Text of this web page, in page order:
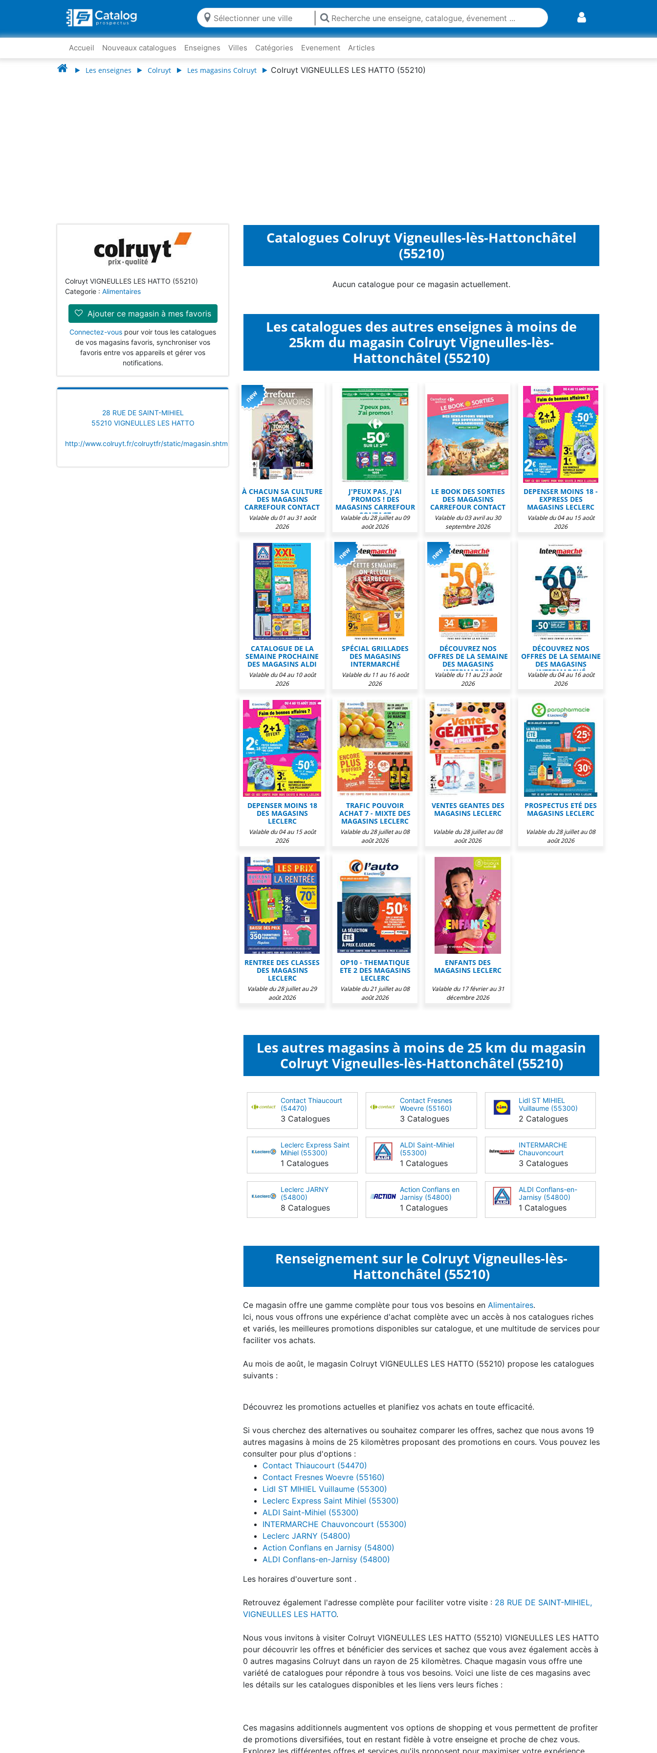
Accueil Nouveaux catalogues Enseignes Villes Catégories Evenement Articles
Les enseignes Colruyt Les magasins Colruyt Colruyt VIGNEULLES LES HATTO (55210)
Colruyt VIGNEULLES LES HATTO (55210)
Categorie : Alimentaires
Ajouter ce magasin à mes favoris
Connectez-vous pour voir tous les catalogues
de vos magasins favoris, synchroniser vos
favoris entre vos appareils et gérer vos
notifications.
28 RUE DE SAINT-MIHIEL
55210 VIGNEULLES LES HATTO
http://www.colruyt.fr/colruytfr/static/magasin.shtml#4865
Catalogues Colruyt Vigneulles-lès-Hattonchâtel
(55210)
Aucun catalogue pour ce magasin actuellement.
Les catalogues des autres enseignes à moins de
25km du magasin Colruyt Vigneulles-lès-
Hattonchâtel (55210)
À CHACUN SA CULTURE
DES MAGASINS
CARREFOUR CONTACT
Valable du 01 au 31 août
2026
J'PEUX PAS, J'AI
PROMOS ! DES
MAGASINS CARREFOUR
CONTACT
Valable du 28 juillet au 09
août 2026
LE BOOK DES SORTIES
DES MAGASINS
CARREFOUR CONTACT
Valable du 03 avril au 30
septembre 2026
DEPENSER MOINS 18 -
EXPRESS DES
MAGASINS LECLERC
Valable du 04 au 15 août
2026
CATALOGUE DE LA
SEMAINE PROCHAINE
DES MAGASINS ALDI
Valable du 04 au 10 août
2026
SPÉCIAL GRILLADES
DES MAGASINS
INTERMARCHÉ
Valable du 11 au 16 août
2026
DÉCOUVREZ NOS
OFFRES DE LA SEMAINE
DES MAGASINS
INTERMARCHÉ
Valable du 11 au 23 août
2026
DÉCOUVREZ NOS
OFFRES DE LA SEMAINE
DES MAGASINS
INTERMARCHÉ
Valable du 04 au 16 août
2026
DEPENSER MOINS 18
DES MAGASINS
LECLERC
Valable du 04 au 15 août
2026
TRAFIC POUVOIR
ACHAT 7 - MIXTE DES
MAGASINS LECLERC
Valable du 28 juillet au 08
août 2026
VENTES GEANTES DES
MAGASINS LECLERC
Valable du 28 juillet au 08
août 2026
PROSPECTUS ETÉ DES
MAGASINS LECLERC
Valable du 28 juillet au 08
août 2026
RENTREE DES CLASSES
DES MAGASINS
LECLERC
Valable du 28 juillet au 29
août 2026
OP10 - THEMATIQUE
ETE 2 DES MAGASINS
LECLERC
Valable du 21 juillet au 08
août 2026
ENFANTS DES
MAGASINS LECLERC
Valable du 17 février au 31
décembre 2026
Les autres magasins à moins de 25 km du magasin
Colruyt Vigneulles-lès-Hattonchâtel (55210)
Contact Thiaucourt
(54470)
3 Catalogues
Contact Fresnes
Woevre (55160)
3 Catalogues
Lidl ST MIHIEL
Vuillaume (55300)
2 Catalogues
Leclerc Express Saint
Mihiel (55300)
1 Catalogues
ALDI Saint-Mihiel
(55300)
1 Catalogues
INTERMARCHE
Chauvoncourt
(55300)
3 Catalogues
Leclerc JARNY
(54800)
8 Catalogues
Action Conflans en
Jarnisy (54800)
1 Catalogues
ALDI Conflans-en-
Jarnisy (54800)
1 Catalogues
Renseignement sur le Colruyt Vigneulles-lès-
Hattonchâtel (55210)
Ce magasin offre une gamme complète pour tous vos besoins en Alimentaires.
Ici, nous vous offrons une expérience d'achat complète avec un accès à nos catalogues riches
et variés, les meilleures promotions disponibles sur catalogue, et une multitude de services pour
faciliter vos achats.
Au mois de août, le magasin Colruyt VIGNEULLES LES HATTO (55210) propose les catalogues
suivants :
Découvrez les promotions actuelles et planifiez vos achats en toute efficacité.
Si vous cherchez des alternatives ou souhaitez comparer les offres, sachez que nous avons 19
autres magasins à moins de 25 kilomètres proposant des promotions en cours. Vous pouvez les
consulter pour plus d'options :
Contact Thiaucourt (54470)
Contact Fresnes Woevre (55160)
Lidl ST MIHIEL Vuillaume (55300)
Leclerc Express Saint Mihiel (55300)
ALDI Saint-Mihiel (55300)
INTERMARCHE Chauvoncourt (55300)
Leclerc JARNY (54800)
Action Conflans en Jarnisy (54800)
ALDI Conflans-en-Jarnisy (54800)
Les horaires d'ouverture sont .
Retrouvez également l'adresse complète pour faciliter votre visite : 28 RUE DE SAINT-MIHIEL,
VIGNEULLES LES HATTO.
Nous vous invitons à visiter Colruyt VIGNEULLES LES HATTO (55210) VIGNEULLES LES HATTO
pour découvrir les offres et bénéficier des services et sachez que vous avez également accès à
0 autres magasins Colruyt dans un rayon de 25 kilomètres. Chaque magasin vous offre une
variété de catalogues pour répondre à tous vos besoins. Voici une liste de ces magasins avec
les détails sur les catalogues disponibles et les liens vers leurs fiches :
Ces magasins additionnels augmentent vos options de shopping et vous permettent de profiter
de promotions diversifiées, tout en restant fidèle à votre enseigne et proche de chez vous.
Explorez les différentes offres et services qu'ils proposent pour maximiser votre expérience